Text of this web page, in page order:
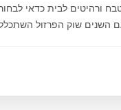
ורהיטים לבית כדאי
שוק הפרזול השתכלל